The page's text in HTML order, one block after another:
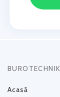
BUROTECHNIK
Acasă